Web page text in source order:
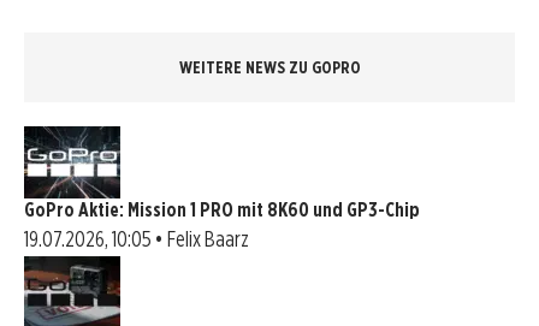
WEITERE NEWS ZU GOPRO
GoPro Aktie: Mission 1 PRO mit 8K60 und GP3-Chip
19.07.2026, 10:05 • Felix Baarz